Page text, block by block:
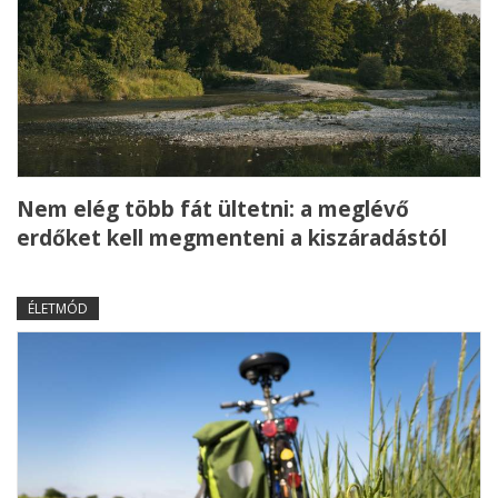
Nem elég több fát ültetni: a meglévő
erdőket kell megmenteni a kiszáradástól
ÉLETMÓD